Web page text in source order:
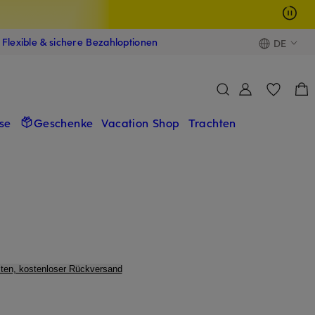
Flexible & sichere Bezahloptionen DE
Geschenke Vacation Shop Trachten
kostenloser Rückversand